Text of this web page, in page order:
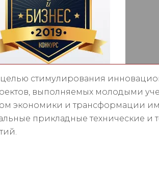
стимулирования
выполняемых молодыми
экономики и трансформации
прикладные технические и